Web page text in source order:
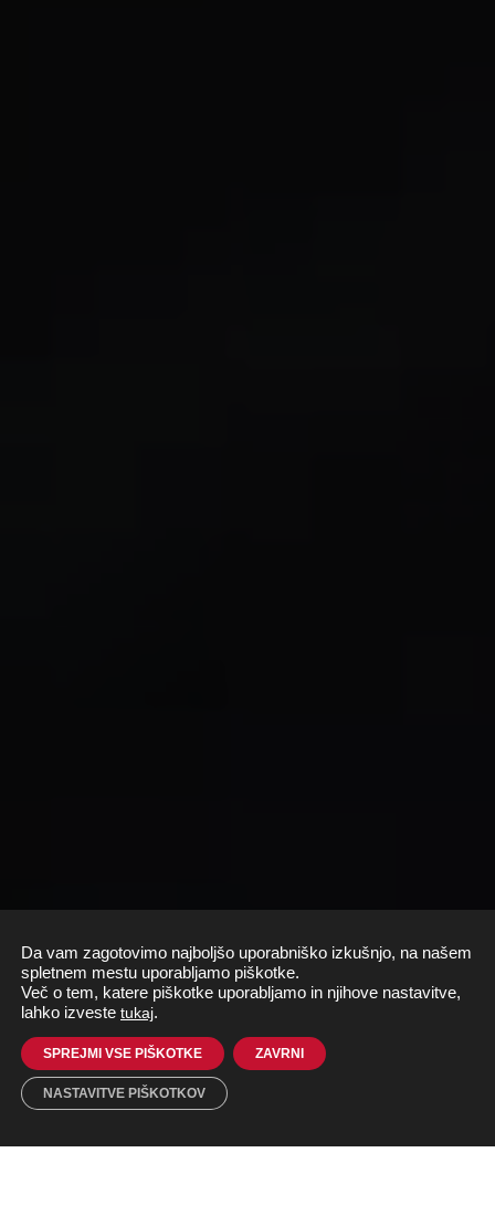
Da vam zagotovimo najboljšo uporabniško izkušnjo, na našem
spletnem mestu uporabljamo piškotke.
Več o tem, katere piškotke uporabljamo in njihove nastavitve,
lahko izveste tukaj.
SPREJMI VSE PIŠKOTKE ZAVRNI
NASTAVITVE PIŠKOTKOV